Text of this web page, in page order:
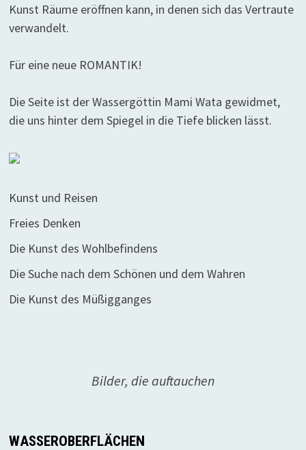
Kunst Räume eröffnen kann, in denen sich das Vertraute
verwandelt.
Für eine neue ROMANTIK!
Die Seite ist der Wassergöttin Mami Wata gewidmet,
die uns hinter dem Spiegel in die Tiefe blicken lässt.
Kunst und Reisen
Freies Denken
Die Kunst des Wohlbefindens
Die Suche nach dem Schönen und dem Wahren
Die Kunst des Müßigganges
Bilder, die auftauchen
WASSEROBERFLÄCHEN